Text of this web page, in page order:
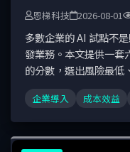
恩梯科技 2026-08-01
多數企業的 AI 試點不
發業務。本文提供一套
的分數，選出風險最低
企業導入 成本效益